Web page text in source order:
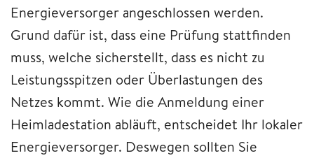
Energieversorger angeschlossen werden.
Grund dafür ist, dass eine Prüfung stattfinden
muss, welche sicherstellt, dass es nicht zu
Leistungsspitzen oder Überlastungen des
Netzes kommt. Wie die Anmeldung einer
Heimladestation abläuft, entscheidet Ihr lokaler
Energieversorger. Deswegen sollten Sie